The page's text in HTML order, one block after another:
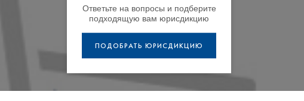
Ответьте на вопросы и подберите
подходящую вам юрисдикцию
ПОДОБРАТЬ ЮРИСДИКЦИЮ